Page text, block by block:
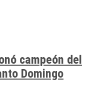
campeón del
Domingo